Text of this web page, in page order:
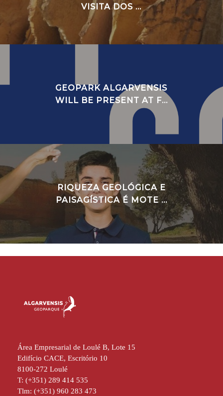
VISITA DOS ...
GEOPARK ALGARVENSIS
WILL BE PRESENT AT F...
RIQUEZA GEOLÓGICA E
PAISAGÍSTICA É MOTE ...
Área Empresarial de Loulé B, Lote 15
Edifício CACE, Escritório 10
8100-272 Loulé
T: (+351) 289 414 535
Tlm: (+351) 960 283 473